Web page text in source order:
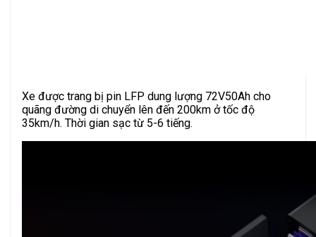
Xe được trang bị pin LFP dung lượng 72V50Ah cho
quãng đường di chuyển lên đến 200km ở tốc độ
35km/h. Thời gian sạc từ 5-6 tiếng.